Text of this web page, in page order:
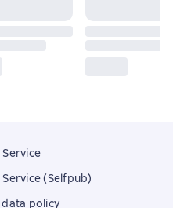
(Selfpub)
policy